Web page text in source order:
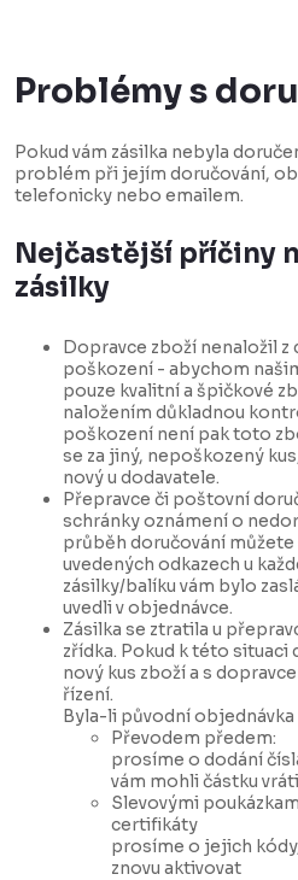
Problémy s
Pokud vám zásilka nebyla
problém při jejím doručování,
telefonicky nebo emailem.
Nejčastější příčiny
zásilky
Dopravce zboží nenaložil
poškození - abychom
pouze kvalitní a špičkové
naložením důkladnou
poškození není pak toto
se za jiný, nepoškozený
nový u dodavatele.
Přepravce či poštovní
schránky oznámení o
průběh doručování
uvedených odkazech u
zásilky/balíku vám bylo
uvedli v objednávce.
Zásilka se ztratila u
zřídka. Pokud k této
nový kus zboží a s
řízení.
Byla-li původní objednávka
Převodem předem:
prosíme o dodání
vám mohli částku
Slevovými
certifikáty
prosíme o jejich
znovu aktivovat